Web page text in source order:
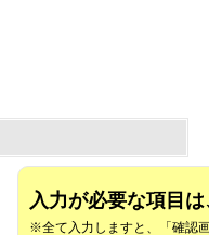
入力が必要な項目は
※全て入力しますと、「確認